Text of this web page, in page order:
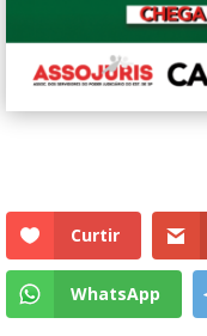
Curtir
WhatsApp